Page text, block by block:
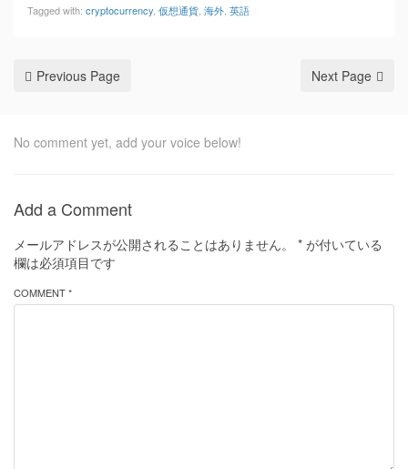
Tagged with: cryptocurrency 仮想通貨 海外 英語
Previous Page Next Page
No comment yet, add your voice below!
Add a Comment
メールアドレスが公開されることはありません。 * が付いている
欄は必須項目です
COMMENT *